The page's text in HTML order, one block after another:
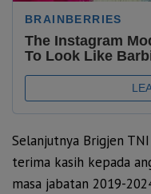
Selanjutnya Brigjen
terima kasih kepada
masa jabatan 2019-